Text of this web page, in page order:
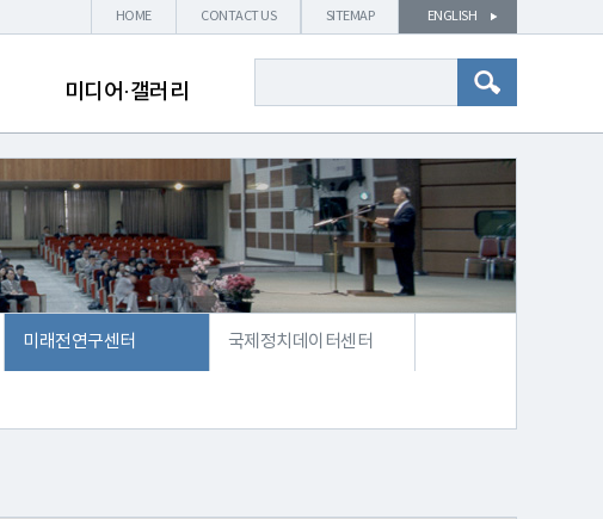
HOME CONTACT US SITEMAP ENGLISH
미디어·갤러리
미래전연구센터 국제정치데이터센터